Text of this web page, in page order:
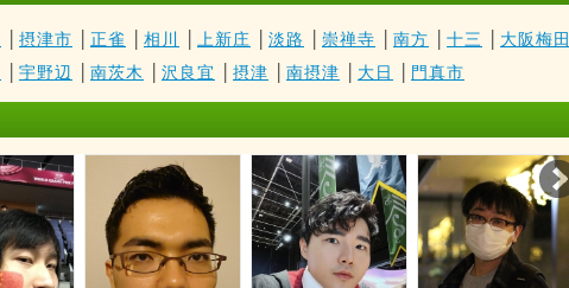
摂津市 正雀 相川 上新庄 淡路 崇禅寺 南方 十三
大阪梅田
宇野辺 南茨木 沢良宜 摂津 南摂津 大日 門真市